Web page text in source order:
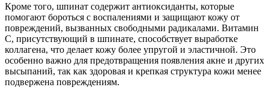
Кроме того, шпинат содержит антиоксиданты, которые
помогают бороться с воспалениями и защищают кожу от
повреждений, вызванных свободными радикалами. Витамин
C, присутствующий в шпинате, способствует выработке
коллагена, что делает кожу более упругой и эластичной. Это
особенно важно для предотвращения появления акне и других
высыпаний, так как здоровая и крепкая структура кожи менее
подвержена повреждениям.